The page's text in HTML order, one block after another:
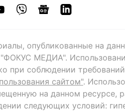
опубликованные на
МЕДИА".
при соблюдении
сайтом".
на данном ресурсе,
следующих условий: